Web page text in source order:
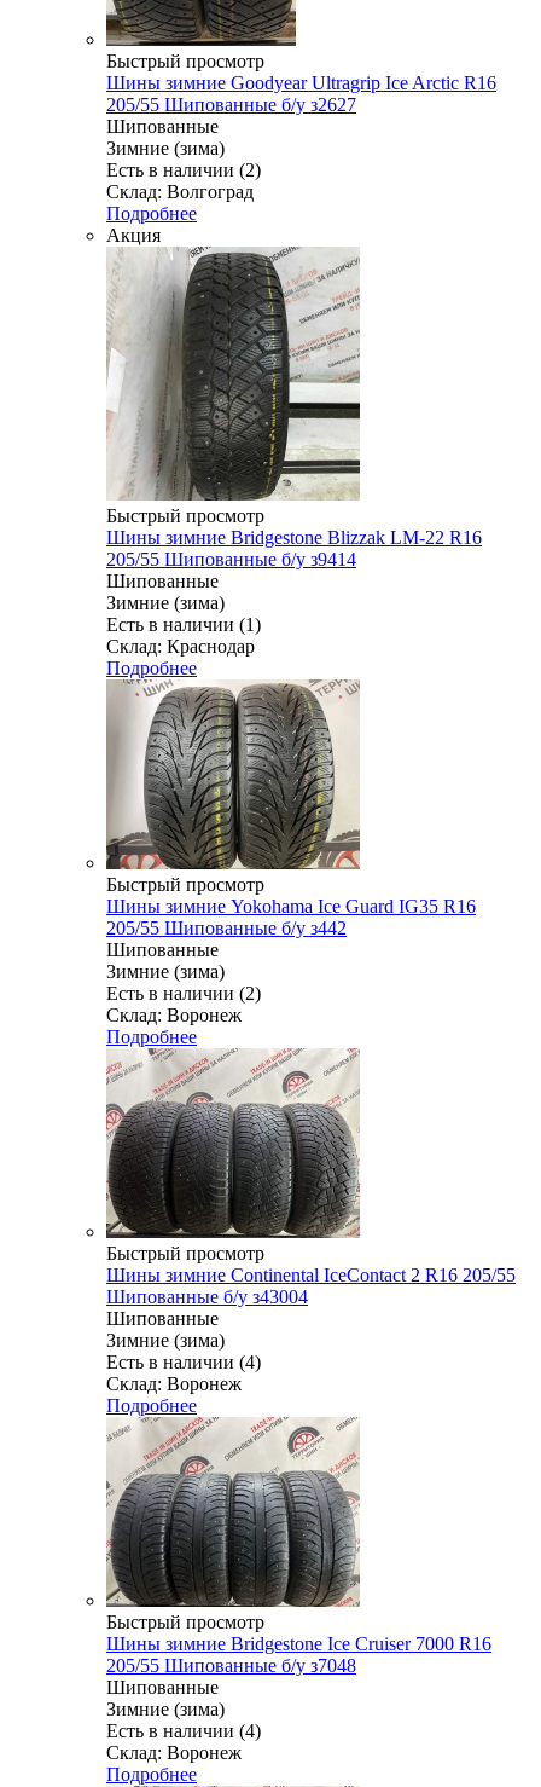
Быстрый просмотр
Шины зимние Goodyear Ultragrip Ice Arctic R16
205/55 Шипованные б/у з2627
Шипованные
Зимние (зима)
Есть в наличии (2)
Склад: Волгоград
Подробнее
Акция
Быстрый просмотр
Шины зимние Bridgestone Blizzak LM-22 R16
205/55 Шипованные б/у з9414
Шипованные
Зимние (зима)
Есть в наличии (1)
Склад: Краснодар
Подробнее
Быстрый просмотр
Шины зимние Yokohama Ice Guard IG35 R16
205/55 Шипованные б/у з442
Шипованные
Зимние (зима)
Есть в наличии (2)
Склад: Воронеж
Подробнее
Быстрый просмотр
Шины зимние Continental IceContact 2 R16 205/55
Шипованные б/у з43004
Шипованные
Зимние (зима)
Есть в наличии (4)
Склад: Воронеж
Подробнее
Быстрый просмотр
Шины зимние Bridgestone Ice Cruiser 7000 R16
205/55 Шипованные б/у з7048
Шипованные
Зимние (зима)
Есть в наличии (4)
Склад: Воронеж
Подробнее